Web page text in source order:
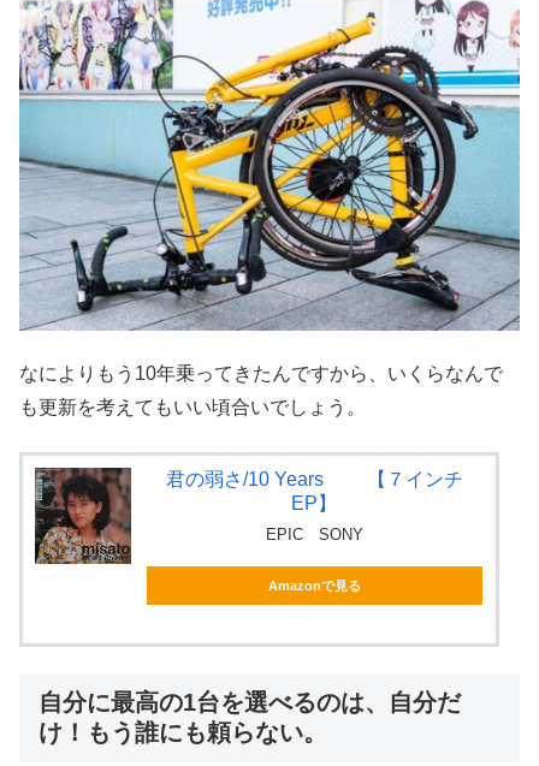
なによりもう10年乗ってきたんですから、いくらなんで
も更新を考えてもいい頃合いでしょう。
君の弱さ/10 Years 【７インチ
EP】
EPIC SONY
Amazonで見る
自分に最高の1台を選べるのは、自分だ
け！もう誰にも頼らない。